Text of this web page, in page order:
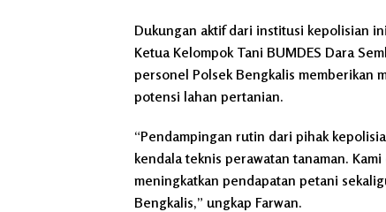
Dukungan aktif dari institusi kepolisian
Ketua Kelompok Tani BUMDES Dara
personel Polsek Bengkalis memberikan
potensi lahan pertanian.
“Pendampingan rutin dari pihak
kendala teknis perawatan tanaman.
meningkatkan pendapatan petani
Bengkalis,” ungkap Farwan.